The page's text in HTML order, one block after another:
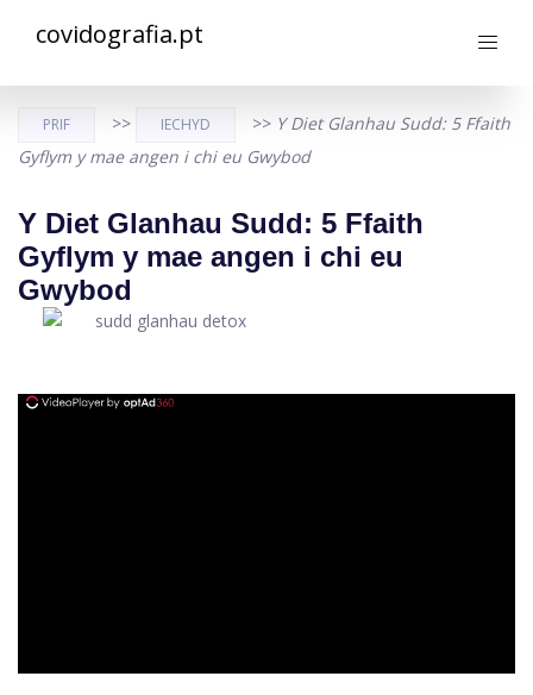
covidografia.pt
PRIF >> IECHYD >> Y Diet Glanhau Sudd: 5 Ffaith
Gyflym y mae angen i chi eu Gwybod
Y Diet Glanhau Sudd: 5 Ffaith
Gyflym y mae angen i chi eu
Gwybod